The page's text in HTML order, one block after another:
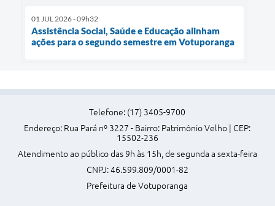
01 JUL 2026 - 09h32
Assistência Social, Saúde e Educação alinham
ações para o segundo semestre em Votuporanga
Telefone: (17) 3405-9700
Endereço: Rua Pará nº 3227 - Bairro: Patrimônio Velho | CEP:
15502-236
Atendimento ao público das 9h às 15h, de segunda a sexta-feira
CNPJ: 46.599.809/0001-82
Prefeitura de Votuporanga